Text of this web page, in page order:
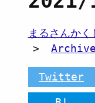
まるさんか
Twitter